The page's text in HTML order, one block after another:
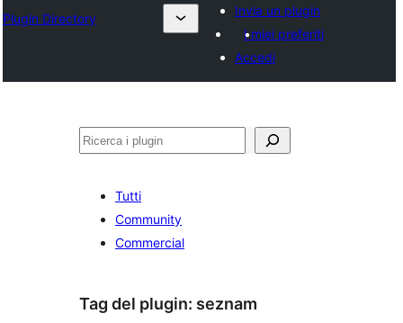
Plugin Directory
Invia un plugin
I miei preferiti
Accedi
Cerca
Tutti
Community
Commercial
Tag del plugin: seznam